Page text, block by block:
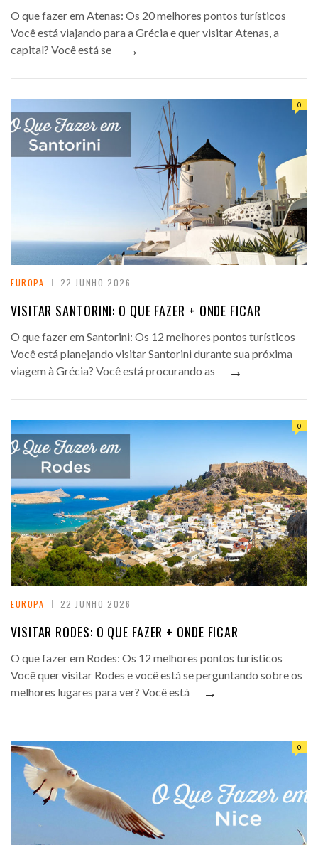
O que fazer em Atenas: Os 20 melhores pontos turísticos
Você está viajando para a Grécia e quer visitar Atenas, a
capital? Você está se
→
0
EUROPA 22 JUNHO 2026
VISITAR SANTORINI: O QUE FAZER + ONDE FICAR
O que fazer em Santorini: Os 12 melhores pontos turísticos
Você está planejando visitar Santorini durante sua próxima
viagem à Grécia? Você está procurando as
→
0
EUROPA 22 JUNHO 2026
VISITAR RODES: O QUE FAZER + ONDE FICAR
O que fazer em Rodes: Os 12 melhores pontos turísticos
Você quer visitar Rodes e você está se perguntando sobre os
melhores lugares para ver? Você está
→
0